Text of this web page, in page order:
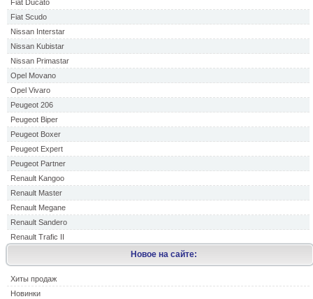
Fiat Ducato
Fiat Scudo
Nissan Interstar
Nissan Kubistar
Nissan Primastar
Opel Movano
Opel Vivaro
Peugeot 206
Peugeot Biper
Peugeot Boxer
Peugeot Expert
Peugeot Partner
Renault Kangoo
Renault Master
Renault Megane
Renault Sandero
Renault Trafic II
Новое на сайте:
Хиты продаж
Новинки